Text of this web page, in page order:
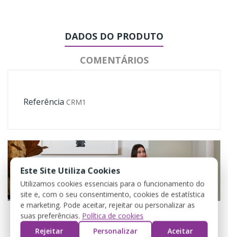
DADOS DO PRODUTO
COMENTÁRIOS
Referência CRM1
Este Site Utiliza Cookies
Utilizamos cookies essenciais para o funcionamento do
site e, com o seu consentimento, cookies de estatística
e marketing. Pode aceitar, rejeitar ou personalizar as
suas preferências. Política de cookies
Rejeitar
Personalizar Aceitar